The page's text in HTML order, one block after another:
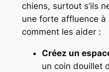
chiens, surtout s’ils
une forte affluence à
comment les aider :
Créez un
un coin douillet